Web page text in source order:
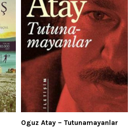
Oguz Atay – Tutunamayanlar